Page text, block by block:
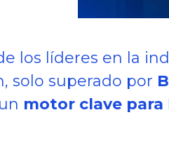
los líderes en la
solo superado por
motor clave